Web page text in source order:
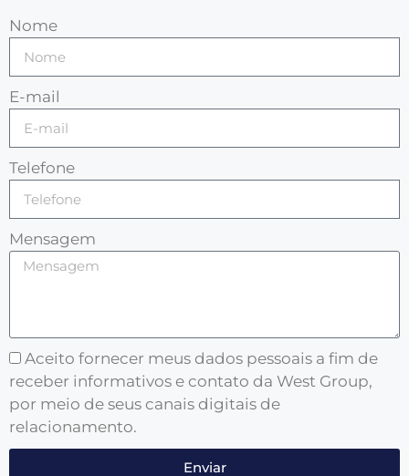
Nome
E-mail
Telefone
Mensagem
Aceito fornecer meus dados pessoais a fim de
receber informativos e contato da West Group,
por meio de seus canais digitais de
relacionamento.
Enviar